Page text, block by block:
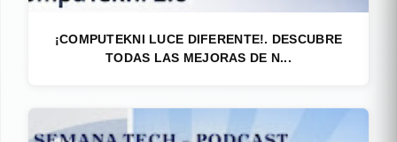
¡COMPUTEKNI LUCE DIFERENTE!. DESCUBRE
TODAS LAS MEJORAS DE N...